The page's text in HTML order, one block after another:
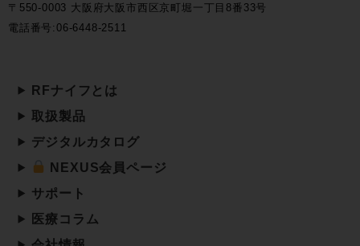
〒550-0003 大阪府大阪市西区京町堀一丁目8番33号
電話番号:06-6448-2511
RFナイフとは
取扱製品
デジタルカタログ
NEXUS会員ページ
サポート
医療コラム